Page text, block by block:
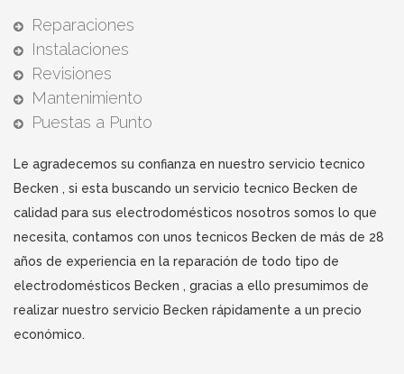
Reparaciones
Instalaciones
Revisiones
Mantenimiento
Puestas a Punto
Le agradecemos su confianza en nuestro servicio tecnico
Becken , si esta buscando un servicio tecnico Becken de
calidad para sus electrodomésticos nosotros somos lo que
necesita, contamos con unos tecnicos Becken de más de 28
años de experiencia en la reparación de todo tipo de
electrodomésticos Becken , gracias a ello presumimos de
realizar nuestro servicio Becken rápidamente a un precio
económico.